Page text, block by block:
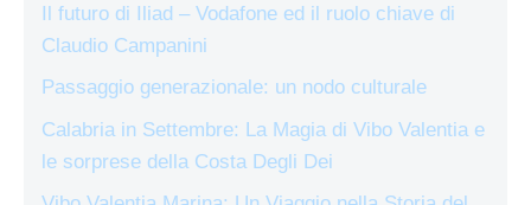
Il futuro di Iliad – Vodafone ed il ruolo chiave di
Claudio Campanini
Passaggio generazionale: un nodo culturale
Calabria in Settembre: La Magia di Vibo Valentia e
le sorprese della Costa Degli Dei